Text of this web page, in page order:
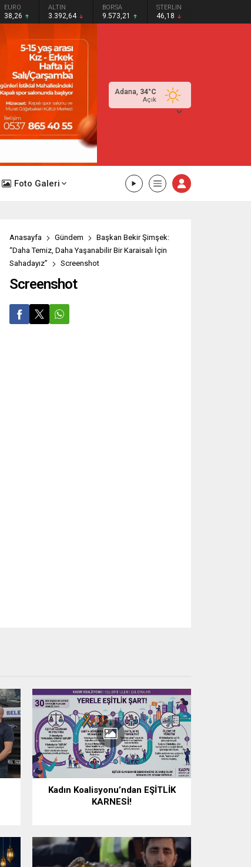
EURO
38,26
ALTIN
3.392,64
BORSA
9.573,21
STERLIN
46,18
Adana, 34°C
Açık
Foto Galeri
Anasayfa Gündem
Başkan Bekir Şimşek:
“Daha Temiz, Daha Yaşanabilir Bir Karaisalı İçin
Sahadayız”
Screenshot
Screenshot
Kadın Koalisyonu’ndan EŞİTLİK
KARNESİ!